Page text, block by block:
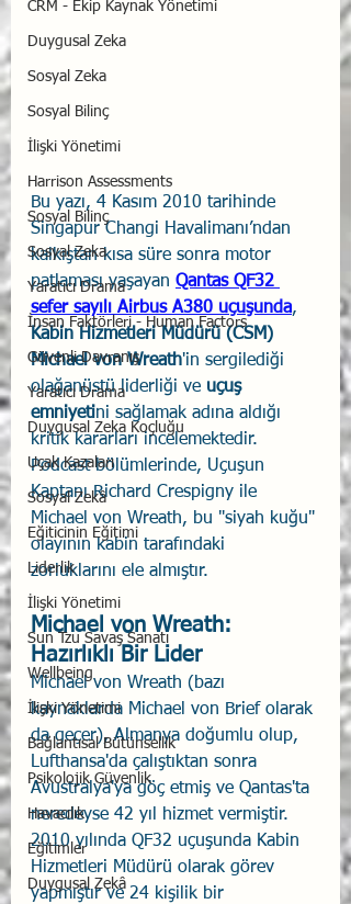
CRM - Ekip Kaynak Yönetimi
Duygusal Zeka
Sosyal Zeka
Sosyal Bilinç
İlişki Yönetimi
Harrison Assessments
Sosyal Bilinç
Sosyal Zeka
Yaratıcı Drama
İnsan Faktörleri - Human Factors
Güvenli Davranış
Yaratıcı Drama
Duygusal Zeka Koçluğu
Uçak Kazaları
Sosyal Zekâ
Eğiticinin Eğitimi
Liderlik
İlişki Yönetimi
Sun Tzu Savaş Sanatı
Wellbeing
İlişki Yönetimi
Bağlantısal Bütünsellik
Psikolojik Güvenlik
Havacılık
Eğitimler
Duygusal Zekâ
Bu yazı, 4 Kasım 2010 tarihinde
Singapur Changi Havalimanı’ndan
kalkıştan kısa süre sonra motor
patlaması yaşayan Qantas QF32
sefer sayılı Airbus A380 uçuşunda,
Kabin Hizmetleri Müdürü (CSM)
Michael von Wreath'in sergilediği
olağanüstü liderliği ve uçuş
emniyetini sağlamak adına aldığı
kritik kararları incelemektedir.
Podcast bölümlerinde, Uçuşun
Kaptanı Richard Crespigny ile
Michael von Wreath, bu "siyah kuğu"
olayının kabin tarafındaki
zorluklarını ele almıştır.
Michael von Wreath:
Hazırlıklı Bir Lider
Michael von Wreath (bazı
kaynaklarda Michael von Brief olarak
da geçer), Almanya doğumlu olup,
Lufthansa'da çalıştıktan sonra
Avustralya'ya göç etmiş ve Qantas'ta
neredeyse 42 yıl hizmet vermiştir.
2010 yılında QF32 uçuşunda Kabin
Hizmetleri Müdürü olarak görev
yapmıştır ve 24 kişilik bir